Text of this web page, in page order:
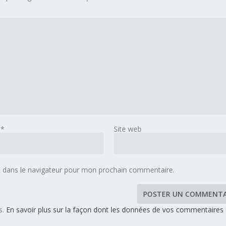
* Site web
le navigateur pour mon prochain commentaire.
En savoir plus sur la façon dont les données de vos commentaires